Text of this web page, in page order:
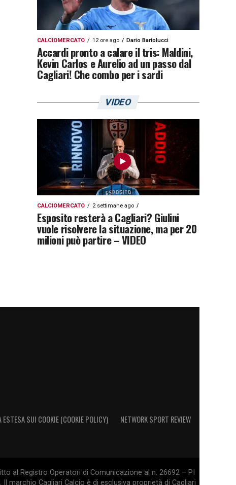
CALCIOMERCATO 12 ore ago Dario Bartolucci
Accardi pronto a calare il tris: Maldini,
Kevin Carlos e Aurelio ad un passo dal
Cagliari! Che combo per i sardi
VIDEO
CALCIOMERCATO 2 settimane ago
Esposito resterà a Cagliari? Giulini
vuole risolvere la situazione, ma per 20
milioni può partire – VIDEO
ESTESA SUI COOKIE (COOKIE POLICY) NETWORK SPORT REVIEW
al Registro Operatori di Comunicazione al n. 26692 – PI
marchio Cagliari Calcio è di esclusiva proprietà di Cagliari